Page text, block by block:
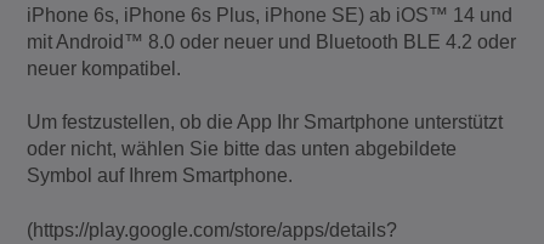
iPhone 6s, iPhone 6s Plus, iPhone SE) ab iOS™ 14 und
mit Android™ 8.0 oder neuer und Bluetooth BLE 4.2 oder
neuer kompatibel.
Um festzustellen, ob die App Ihr Smartphone unterstützt
oder nicht, wählen Sie bitte das unten abgebildete
Symbol auf Ihrem Smartphone.
(https://play.google.com/store/apps/details?